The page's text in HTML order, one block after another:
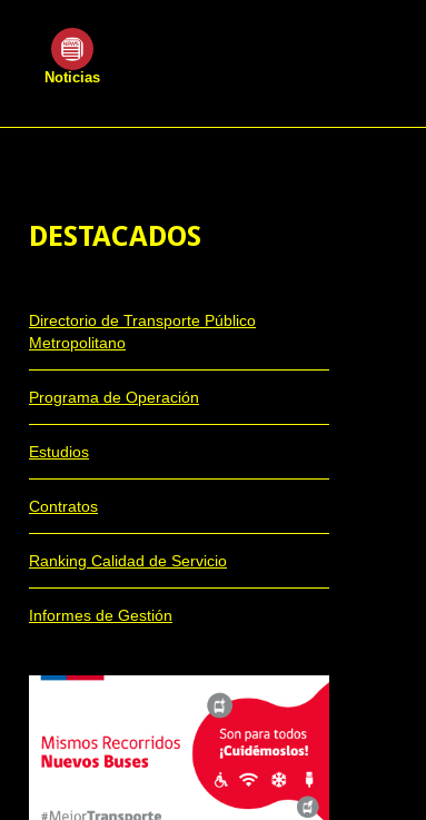
Noticias
DESTACADOS
Directorio de Transporte Público
Metropolitano
Programa de Operación
Estudios
Contratos
Ranking Calidad de Servicio
Informes de Gestión